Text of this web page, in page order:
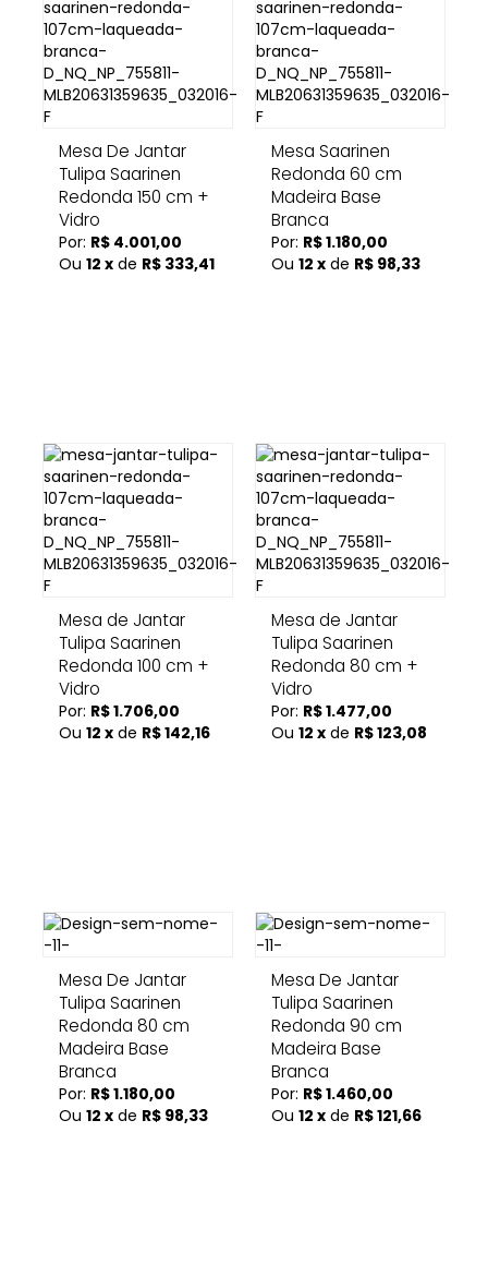
Mesa De Jantar
Tulipa Saarinen
Redonda 150 cm +
Vidro
Por: R$ 4.001,00
Ou 12 x de R$ 333,41
Mesa Saarinen
Redonda 60 cm
Madeira Base
Branca
Por: R$ 1.180,00
Ou 12 x de R$ 98,33
Mesa de Jantar
Tulipa Saarinen
Redonda 100 cm +
Vidro
Por: R$ 1.706,00
Ou 12 x de R$ 142,16
Mesa de Jantar
Tulipa Saarinen
Redonda 80 cm +
Vidro
Por: R$ 1.477,00
Ou 12 x de R$ 123,08
Mesa De Jantar
Tulipa Saarinen
Redonda 80 cm
Madeira Base
Branca
Por: R$ 1.180,00
Ou 12 x de R$ 98,33
Mesa De Jantar
Tulipa Saarinen
Redonda 90 cm
Madeira Base
Branca
Por: R$ 1.460,00
Ou 12 x de R$ 121,66